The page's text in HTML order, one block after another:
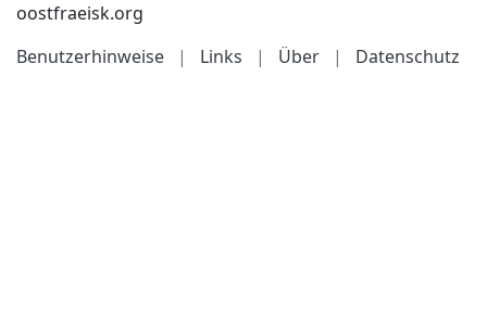
oostfraeisk.org
Benutzerhinweise
| Links | Über | Datenschutz